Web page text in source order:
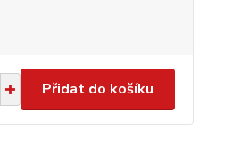
Přidat do košíku